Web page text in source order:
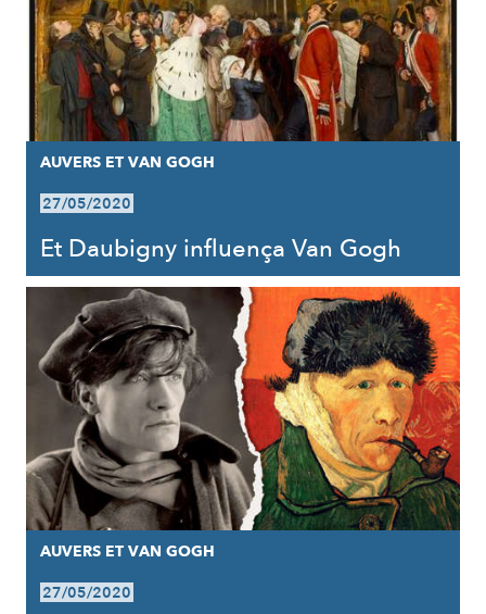
AUVERS ET VAN GOGH
27/05/2020
Et Daubigny influença Van Gogh
AUVERS ET VAN GOGH
27/05/2020